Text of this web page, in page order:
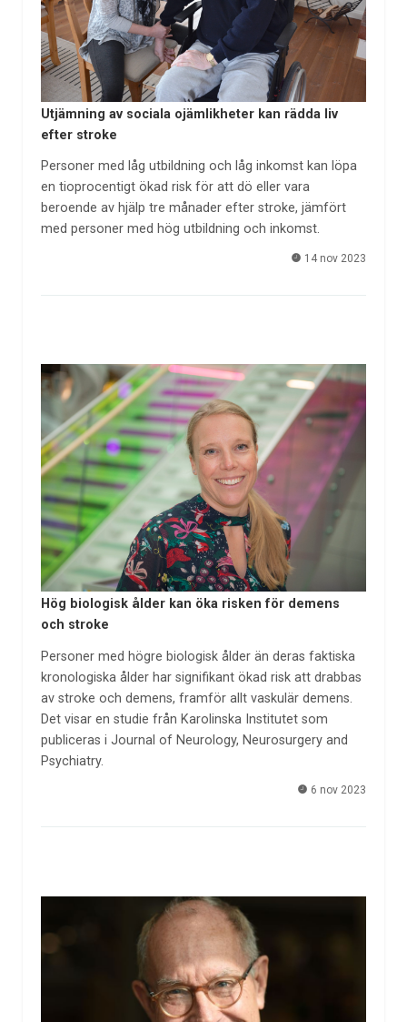
Utjämning av sociala ojämlikheter kan rädda liv
efter stroke
Personer med låg utbildning och låg inkomst kan löpa
en tioprocentigt ökad risk för att dö eller vara
beroende av hjälp tre månader efter stroke, jämfört
med personer med hög utbildning och inkomst.
14 nov 2023
Hög biologisk ålder kan öka risken för demens
och stroke
Personer med högre biologisk ålder än deras faktiska
kronologiska ålder har signifikant ökad risk att drabbas
av stroke och demens, framför allt vaskulär demens.
Det visar en studie från Karolinska Institutet som
publiceras i Journal of Neurology, Neurosurgery and
Psychiatry.
6 nov 2023